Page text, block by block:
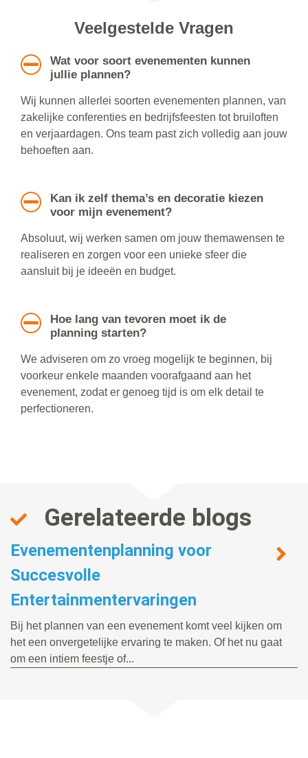
Veelgestelde Vragen
Wat voor soort evenementen kunnen
jullie plannen?
Wij kunnen allerlei soorten evenementen plannen, van
zakelijke conferenties en bedrijfsfeesten tot bruiloften
en verjaardagen. Ons team past zich volledig aan jouw
behoeften aan.
Kan ik zelf thema’s en decoratie kiezen
voor mijn evenement?
Absoluut, wij werken samen om jouw themawensen te
realiseren en zorgen voor een unieke sfeer die
aansluit bij je ideeën en budget.
Hoe lang van tevoren moet ik de
planning starten?
We adviseren om zo vroeg mogelijk te beginnen, bij
voorkeur enkele maanden voorafgaand aan het
evenement, zodat er genoeg tijd is om elk detail te
perfectioneren.
Gerelateerde blogs
Evenementenplanning voor
Succesvolle
Entertainmentervaringen
Bij het plannen van een evenement komt veel kijken om
het een onvergetelijke ervaring te maken. Of het nu gaat
om een intiem feestje of...